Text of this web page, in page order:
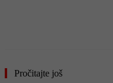
Pročitajte još